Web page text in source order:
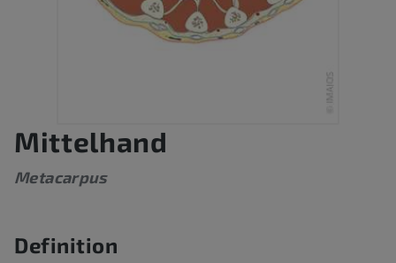
Mittelhand
Metacarpus
Definition